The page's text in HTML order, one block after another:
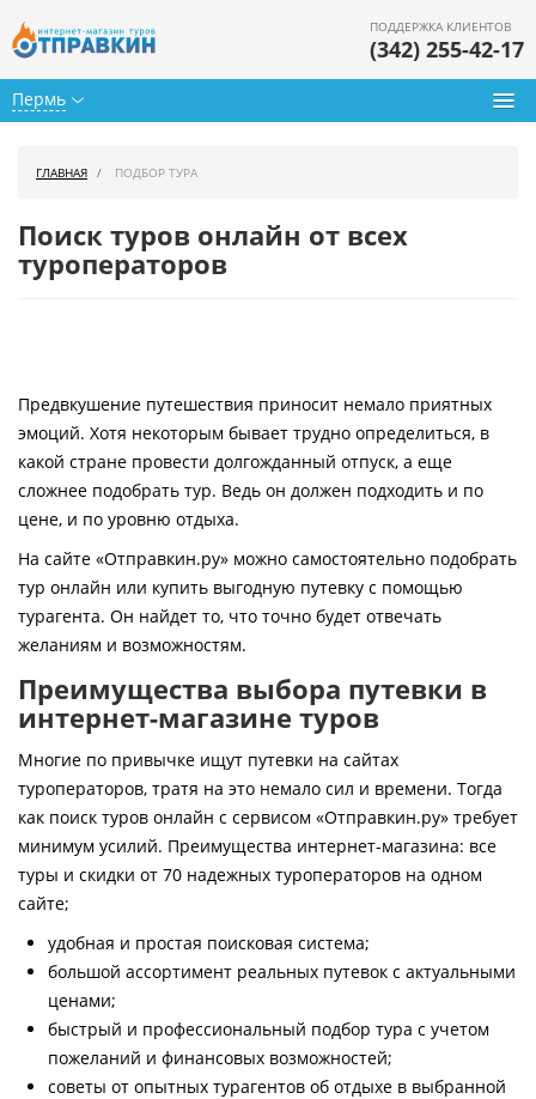
Пермь
ПОДДЕРЖКА КЛИЕНТОВ
(342) 255-42-17
Горящие туры
Страны
Как купить
Контакты
ГЛАВНАЯ ПОДБОР ТУРА
Поиск туров онлайн от всех
туроператоров
Предвкушение путешествия приносит немало приятных
эмоций. Хотя некоторым бывает трудно определиться, в
какой стране провести долгожданный отпуск, а еще
сложнее подобрать тур. Ведь он должен подходить и по
цене, и по уровню отдыха.
На сайте «Отправкин.ру» можно самостоятельно подобрать
тур онлайн или купить выгодную путевку с помощью
турагента. Он найдет то, что точно будет отвечать
желаниям и возможностям.
Преимущества выбора путевки в
интернет-магазине туров
Многие по привычке ищут путевки на сайтах
туроператоров, тратя на это немало сил и времени. Тогда
как поиск туров онлайн с сервисом «Отправкин.ру» требует
минимум усилий. Преимущества интернет-магазина: все
туры и скидки от 70 надежных туроператоров на одном
сайте;
удобная и простая поисковая система;
большой ассортимент реальных путевок с актуальными
ценами;
быстрый и профессиональный подбор тура с учетом
пожеланий и финансовых возможностей;
советы от опытных турагентов об отдыхе в выбранной